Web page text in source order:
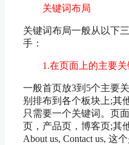
关键词布局
关键词布局一般从以下
手：
1.在页面上的主要关
一般首页放3到5个主要
别排布到各个板块上;其
只需要一个关键词。页
页，产品页，博客页;其
About us, Contact us, 这